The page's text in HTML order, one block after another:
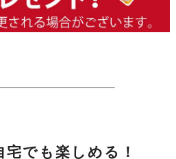
でも楽しめる！